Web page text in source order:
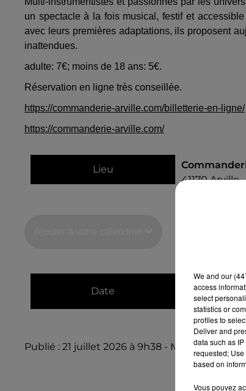
un spectacle à la fois musical, festif et
avec leurs premières adaptations, ils proposent
inattendues.
adulte: 7€; moins de 18 ans: 5€.
Réservation en ligne très conseillée.
https://commanderie-arville.com/billetterie-en-ligne/
https://commanderie-arville.com/
Lieu
41170 Arville
Date
du4 août
au4 août
Publié : 21 juillet 2026 à 9h38 - Modifié : 21
We and our
access
select
statistics or
profiles to
Deliver and
data such as
requested;
based on
Vous pouvez